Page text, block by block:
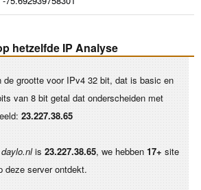
hetzelfde IP Analyse
de grootte voor IPv4 32 bit, dat is basic en
van 8 bit getal dat onderscheiden met
23.227.38.65
daylo.nlis 23.227.38.65, we hebben 17+ site
deze server ontdekt.